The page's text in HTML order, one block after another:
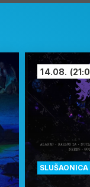
SLUŠAONICA
14.08.